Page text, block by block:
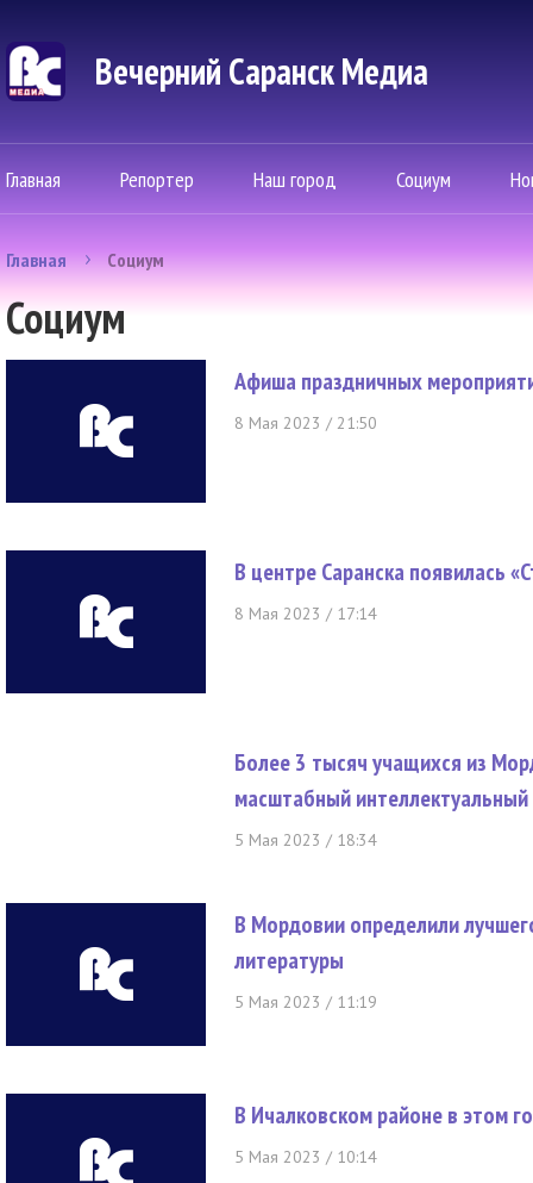
Вечерний Саранск Mедиа
Главная Репортер Наш город Социум
Главная Социум
Социум
Афиша праздничных
8 Мая 2023 / 21:50
В центре Саранска появилась
8 Мая 2023 / 17:14
Более 3 тысяч учащихся из
масштабный интеллектуальный
5 Мая 2023 / 18:34
В Мордовии определили
литературы
5 Мая 2023 / 11:19
В Ичалковском районе в этом
5 Мая 2023 / 10:14